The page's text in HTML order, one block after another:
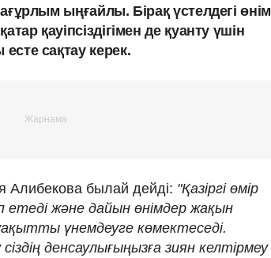
ыңғайлы. Бірақ үстелдегі өнім
қауіпсіздігімен де қуанту үшін
сақтау керек.
Алибекова былай дейді: "Қазіргі өмір
етеді және дайын өнімдер жақын
үнемдеуге көмектеседі.
денсаулығыңызға зиян келтірмеу